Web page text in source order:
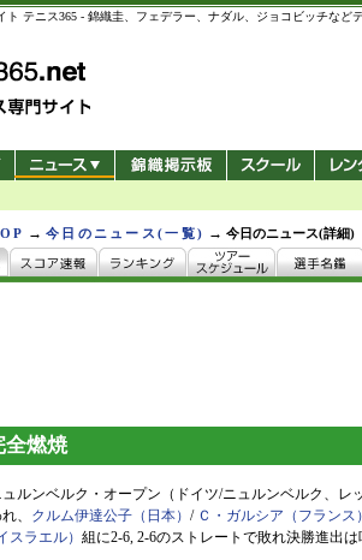
ト テニス365 - 錦織圭、フェデラー、ナダル、ジョコビッチな
→今日のニュース(一覧) →今日のニュース(詳細)
全燃焼
ルンベルク・オープン（ドイツ/ニュルンベルク、レ
、 クルム伊達公子（日本） / Ｃ・ガルシア（フランス）
スラエル） 組に2-6, 2-6のストレートで敗れ決勝進出は